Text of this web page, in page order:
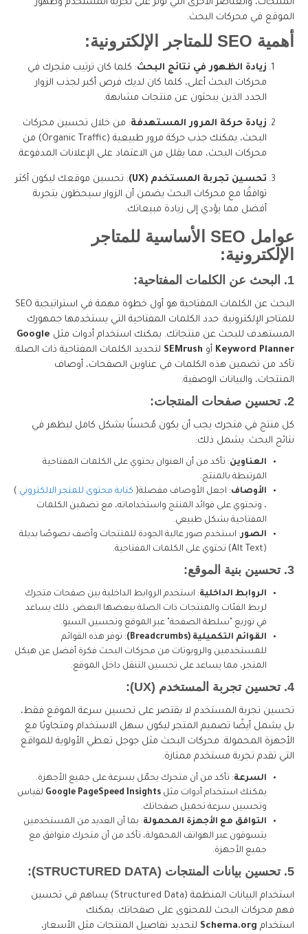
المنتجات، والعناصر الأخرى التي تؤثر على تجربة المستخدم وظهور
الموقع في محركات البحث.
أهمية SEO للمتاجر الإلكترونية:
زيادة الظهور في نتائج البحث: كلما كان ترتيب متجرك في
محركات البحث أعلى، كلما كان لديك فرص أكبر لجذب الزوار
الجدد الذين يبحثون عن منتجات مشابهة.
زيادة حركة المرور المستهدفة: من خلال تحسين محركات
البحث، يمكنك جذب حركة مرور طبيعية (Organic Traffic) من
محركات البحث، مما يقلل من الاعتماد على الإعلانات المدفوعة.
تحسين تجربة المستخدم (UX)
: تحسين موقعك ليكون أكثر
توافقًا مع محركات البحث يضمن أن الزوار سيحظون بتجربة
أفضل مما يؤدي إلى زيادة مبيعاتك.
عوامل SEO الأساسية للمتاجر
الإلكترونية:
1. البحث عن الكلمات المفتاحية:
البحث عن الكلمات المفتاحية هو أول خطوة مهمة في استراتيجية SEO
للمتاجر الإلكترونية. حدد الكلمات المفتاحية التي يستخدمها جمهورك
المستهدف للبحث عن منتجاتك. يمكنك استخدام أدوات مثل Google
Keyword Planner أو SEMrush لتحديد الكلمات المفتاحية ذات الصلة.
تأكد من تضمين هذه الكلمات في عناوين الصفحات، أوصاف
المنتجات، والبيانات الوصفية.
2. تحسين صفحات المنتجات:
كل منتج في متجرك يجب أن يكون مُحسنًا بشكل كامل ليظهر في
نتائج البحث. يشمل ذلك:
العناوين: تأكد من أن العنوان يحتوي على الكلمات المفتاحية
المرتبطة بالمنتج.
الأوصاف: اجعل الأوصاف مفصلة( كتابة محتوى للمتجر الالكتروني )
، وتحتوي على فوائد المنتج واستخداماته، مع تضمين الكلمات
المفتاحية بشكل طبيعي.
الصور: استخدم صور عالية الجودة للمنتجات وأضف نصوصًا بديلة
(Alt Text) تحتوي على الكلمات المفتاحية.
3. تحسين بنية الموقع:
الروابط الداخلية: استخدم الروابط الداخلية بين صفحات متجرك
لربط الفئات والمنتجات ذات الصلة ببعضها البعض. ذلك يساعد
في توزيع "سلطة الصفحة" عبر الموقع وتحسين السيو.
القوائم التكميلية (Breadcrumbs)
: توفر هذه القوائم
للمستخدمين والروبوتات من محركات البحث فكرة أفضل عن هيكل
المتجر، مما يساعد على تحسين التنقل داخل الموقع.
4. تحسين تجربة المستخدم (UX):
تحسين تجربة المستخدم لا يقتصر على تحسين سرعة الموقع فقط،
بل يشمل أيضًا تصميم المتجر ليكون سهل الاستخدام ومتجاوبًا مع
الأجهزة المحمولة. محركات البحث مثل جوجل تعطي الأولوية للمواقع
التي تقدم تجربة مستخدم ممتازة.
السرعة: تأكد من أن متجرك يحمّل بسرعة على جميع الأجهزة.
يمكنك استخدام أدوات مثل Google PageSpeed Insights لقياس
وتحسين سرعة تحميل صفحاتك.
التوافق مع الأجهزة المحمولة: بما أن العديد من المستخدمين
يتسوقون عبر الهواتف المحمولة، تأكد من أن متجرك متوافق مع
جميع الأجهزة.
5. تحسين بيانات المنتجات (STRUCTURED DATA):
استخدام البيانات المنظمة (Structured Data) يساهم في تحسين
فهم محركات البحث للمحتوى على صفحاتك. يمكنك
استخدام Schema.org لتحديد تفاصيل المنتجات مثل الأسعار،